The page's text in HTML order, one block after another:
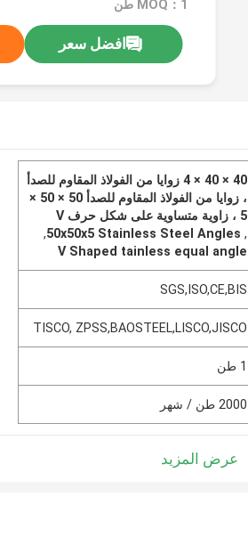
MOQ：1 طن
افضل سعر
40 × 40 × 4 زوايا من الفولاذ المقاوم للصدأ
، زوايا من الفولاذ المقاوم للصدأ 50 × 50 ×
5 ، زاوية متساوية على شكل حرف V
,
50x50x5 Stainless Steel Angles
,
V Shaped tainless equal angle
SGS,ISO,CE,BIS
TISCO, ZPSS,BAOSTEEL,LISCO,JISCO
1 طن
2000 طن / شهر
عرض المزيد